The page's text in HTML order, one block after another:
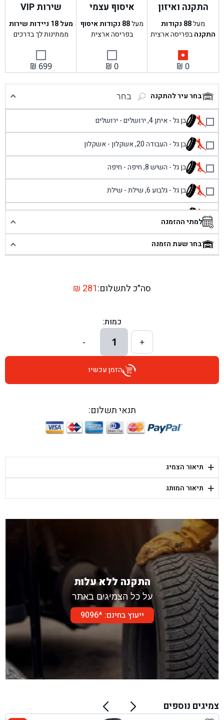
התקנה ואיזון
מעל88 נקודות
התקנהבפריסה ארצית
₪ 0
איסוף עצמי
מעל88 נקודות איסוף
בפריסה ארצית
₪ 0
שירות VIP
מעל 18 ניידות שירות
ממתינות לך בדרכים
₪ 699
בחר עיר להתקנה בחר
בן גל - איתן 4, ירושלים - ירושלים
בן גל - העבודה 20, אשקלון - אשקלון
בן גל - השיש 8, חיפה - חיפה
בן גל - גלבוע 6, שילת - שילת
בן גל - פוריידיס, כניסה צפונית מול כביש 4 - פרדיס
בן גל - שכונת אזור תעשייה זעירה, עיילבון - עיילבון
בן גל - דרך השבעה 20, אזור - אזור
בן גל - הרצל 6, גדרה - גדרה
בן גל - שדרות דוד בן גוריון 8, באר שבע - באר שבע
בן גל - היובלים 26, הוד השרון - הוד השרון
בן גל - יפת 88, תל אביב יפו - תל אביב
בן גל - דור אלון הר טוב - בית שמש
למתי ההזמנה
בחר שעת הזמנה
סה״כ לתשלום: ₪ 281
כמות:
+
1
-
הזמן עכשיו
תנאי תשלום:
+ תיאור הצמיג
+ תיאור המותג
התקנה ללא עלות
על כל הצמיגים באתר
ייעוץ בחינם: *9096
צמיגים נוספים